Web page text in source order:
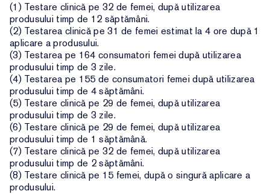
(1) Testare clinică pe 32 de femei, după utilizarea
produsului timp de 12 săptămâni.
(2) Testarea clinică pe 31 de femei estimat la 4 ore după 1
aplicare a produsului.
(3) Testarea pe 164 consumatori femei după utilizarea
produsului timp de 3 zile.
(4) Testarea pe 155 de consumatori femei după utilizarea
produsului timp de 4 săptămâni.
(5) Testare clinică pe 29 de femei, după utilizarea
produsului timp de 3 zile.
(6) Testare clinică pe 29 de femei, după utilizarea
produsului timp de 1 săptămână.
(7) Testare clinică pe 32 de femei, după utilizarea
produsului timp de 2 săptămâni.
(8) Testare clinică pe 15 femei, după o singură aplicare a
produsului.